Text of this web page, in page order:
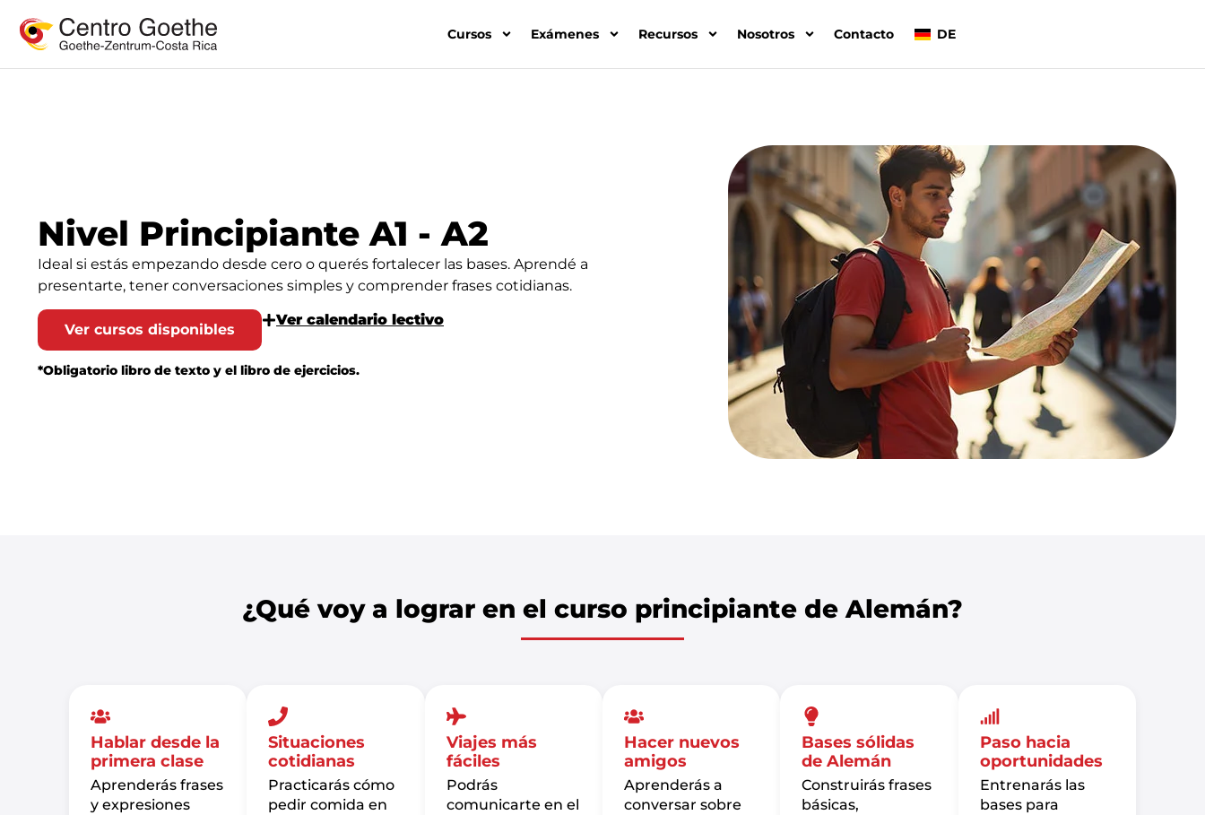
Cursos Exámenes Recursos Nosotros Contacto DE
Nivel Principiante A1 - A2
Ideal si estás empezando desde cero o querés fortalecer las bases. Aprendé a
presentarte, tener conversaciones simples y comprender frases cotidianas.
Ver cursos disponibles
Ver calendario lectivo
*Obligatorio libro de texto y el libro de ejercicios.
¿Qué voy a lograr en el curso principiante de Alemán?
Hablar desde la
primera clase
Aprenderás frases
y expresiones
Situaciones
cotidianas
Practicarás cómo
pedir comida en
Viajes más
fáciles
Podrás
comunicarte en el
Hacer nuevos
amigos
Aprenderás a
conversar sobre
Bases sólidas
de Alemán
Construirás frases
básicas,
Paso hacia
oportunidades
Entrenarás las
bases para